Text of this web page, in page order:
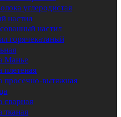
углеродистая
настил
настил
горячекатаный
Манье
плетеная
просечно-вытяжная
сварная
тканая